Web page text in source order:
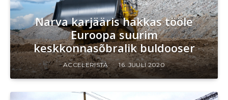
Narva karjääris hakkas tööle
Euroopa suurim
keskkonnasõbralik buldooser
ACCELERISTA 16. JUULI 2020